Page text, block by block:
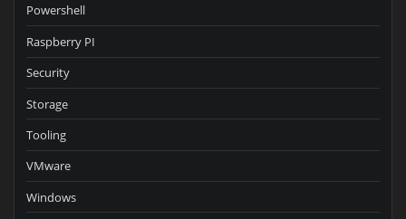
Powershell
Raspberry PI
Security
Storage
Tooling
VMware
Windows